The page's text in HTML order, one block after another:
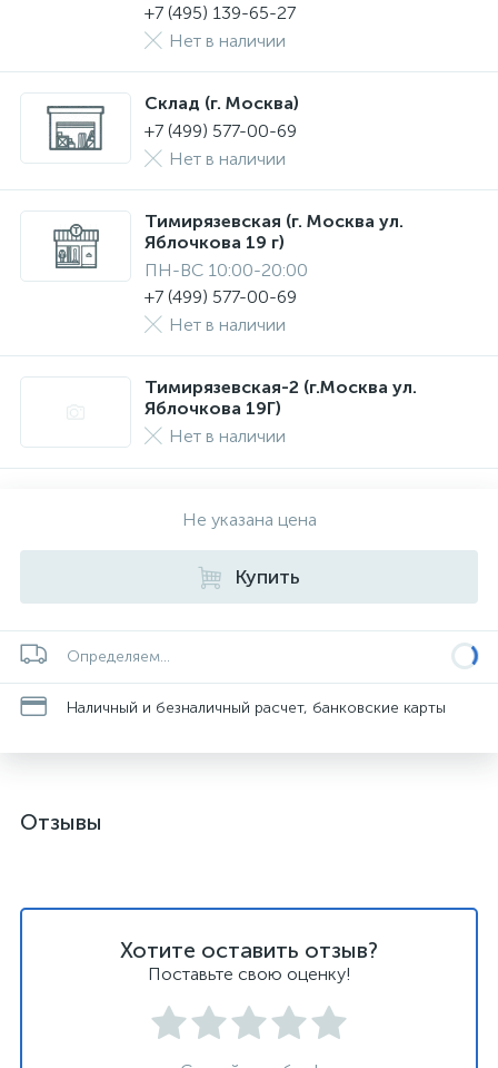
+7 (495) 139-65-27
Нет в наличии
Склад (г. Москва)
+7 (499) 577-00-69
Нет в наличии
Тимирязевская (г. Москва ул.
Яблочкова 19 г)
ПН-ВС 10:00-20:00
+7 (499) 577-00-69
Нет в наличии
Тимирязевская-2 (г.Москва ул.
Яблочкова 19Г)
Нет в наличии
Не указана цена
Купить
Определяем...
Наличный и безналичный расчет, банковские карты
Отзывы
Хотите оставить отзыв?
Поставьте свою оценку!